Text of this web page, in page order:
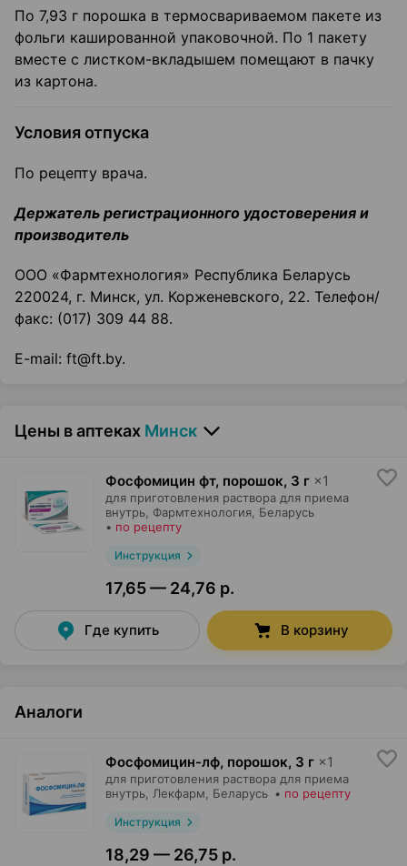
По 7,93 г порошка в термосвариваемом пакете из
фольги кашированной упаковочной. По 1 пакету
вместе с листком-вкладышем помещают в пачку
из картона.
Условия отпуска
По рецепту врача.
Держатель регистрационного удостоверения и
производитель
ООО «Фармтехнология» Республика Беларусь
220024, г. Минск, ул. Корженевского, 22. Телефон/
факс: (017) 309 44 88.
E-mail: ft@ft.by.
Цены в аптеках Минск
Фосфомицин фт, порошок, 3 г ×1
для приготовления раствора для приема
внутрь, Фармтехнология, Беларусь
• по рецепту
Инструкция
17,65 — 24,76 р.
Где купить В корзину
Аналоги
Фосфомицин-лф, порошок, 3 г ×1
для приготовления раствора для приема
внутрь, Лекфарм, Беларусь • по рецепту
Инструкция
18,29 — 26,75 р.